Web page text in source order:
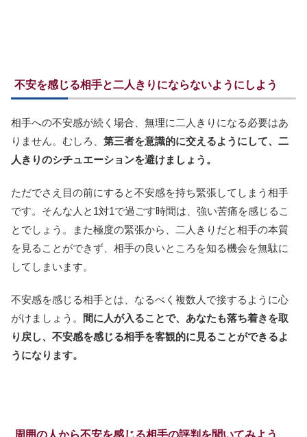
不安を感じる相手と二人きりにならないようにしよう
相手への不安感が続く場合、無理に二人きりになる必要はあ
りません。むしろ、 第三者を意識的に交えるようにして、二
人きりのシチュエーションを避けましょう。
ただでさえ目の前にすると不安感を持ち緊張してしまう相手
です。そんな人と1対1で過ごす時間は、強い苦痛を感じるこ
とでしょう。また極度の緊張から、二人きりだと相手の本質
を見ることができず、相手の良いところを知る機会を無駄に
してしまいます。
不安感を感じる相手とは、なるべく複数人で接するように心
がけましょう。
間に人が入ることで、あなたも落ち着きを取
り戻し、不安感を感じる相手を客観的に見ることができるよ
うになります。